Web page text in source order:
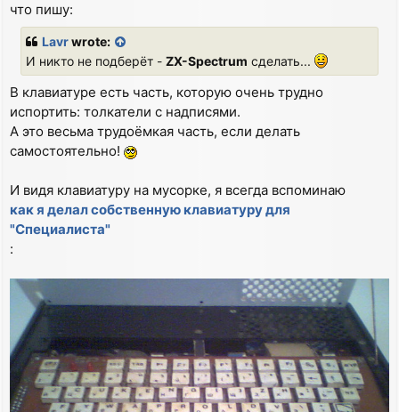
что пишу:
Lavrwrote:
И никто не подберёт - ZX-Spectrum сделать...
В клавиатуре есть часть, которую очень трудно
испортить: толкатели с надписями.
А это весьма трудоёмкая часть, если делать
самостоятельно!
И видя клавиатуру на мусорке, я всегда вспоминаю
как я делал собственную клавиатуру для
"Специалиста"
: